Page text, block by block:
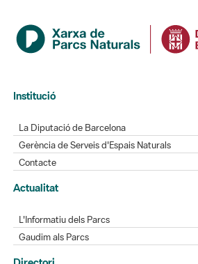
Institució
La Diputació de Barcelona
Gerència de Serveis d'Espais Naturals
Contacte
Actualitat
L'Informatiu dels Parcs
Gaudim als Parcs